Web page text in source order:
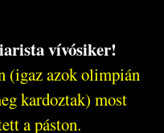
vívósiker!
(igaz azok olimpián
kardoztak) most
a páston.